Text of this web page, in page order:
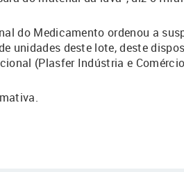
do Medicamento ordenou a
unidades deste lote, deste
(Plasfer Indústria e